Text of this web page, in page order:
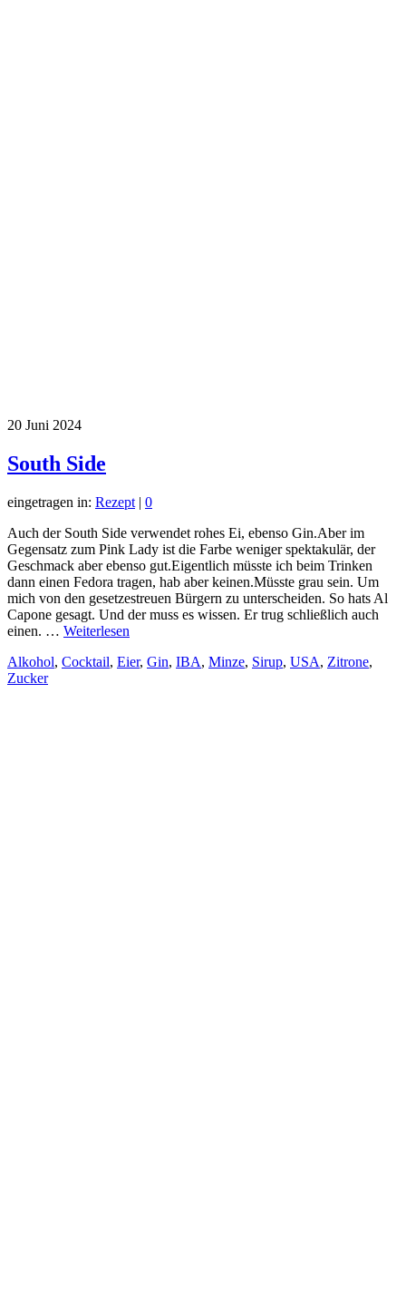
20 Juni 2024
South Side
eingetragen in: Rezept | 0
Auch der South Side verwendet rohes Ei, ebenso Gin.Aber im
Gegensatz zum Pink Lady ist die Farbe weniger spektakulär, der
Geschmack aber ebenso gut.Eigentlich müsste ich beim Trinken
dann einen Fedora tragen, hab aber keinen.Müsste grau sein. Um
mich von den gesetzestreuen Bürgern zu unterscheiden. So hats Al
Capone gesagt. Und der muss es wissen. Er trug schließlich auch
einen. … Weiterlesen
Alkohol, Cocktail, Eier, Gin, IBA, Minze, Sirup, USA, Zitrone,
Zucker